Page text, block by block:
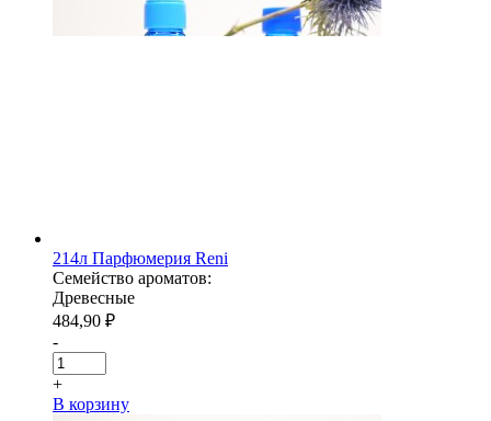
214л Парфюмерия Reni
Семейство ароматов:
Древесные
484,90 ₽
-
+
В корзину